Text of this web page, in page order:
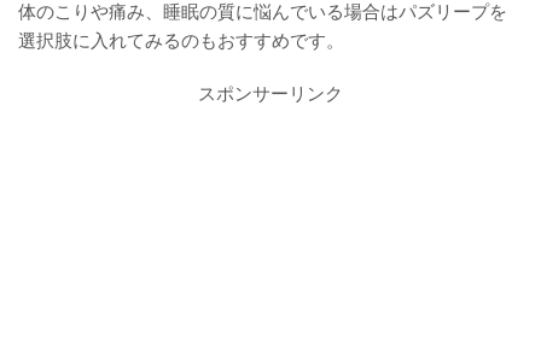
体のこりや痛み、睡眠の質に悩んでいる場合はパズリープを
選択肢に入れてみるのもおすすめです。
スポンサーリンク